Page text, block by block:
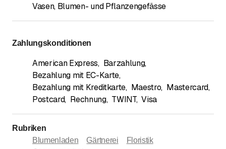
Vasen, Blumen- und Pflanzengefässe
Zahlungskonditionen
American Express, Barzahlung,
Bezahlung mit EC-Karte,
Bezahlung mit Kreditkarte, Maestro, Mastercard,
Postcard, Rechnung, TWINT, Visa
Rubriken
Blumenladen
Gärtnerei
Floristik